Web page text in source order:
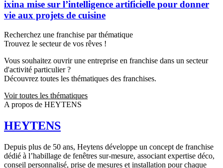
ixina mise sur l’intelligence artificielle pour donner
vie aux projets de cuisine
Recherchez une franchise par thématique
Trouvez le secteur de vos rêves !
Vous souhaitez ouvrir une entreprise en franchise dans un secteur
d'activité particulier ?
Découvrez toutes les thématiques des franchises.
Voir toutes les thématiques
A propos de HEYTENS
HEYTENS
Depuis plus de 50 ans, Heytens développe un concept de franchise
dédié à l’habillage de fenêtres sur-mesure, associant expertise déco,
conseil personnalisé, prise de mesures et installation pour chaque